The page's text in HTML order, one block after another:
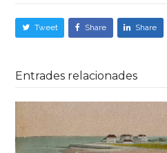
Tweet Share Share
Entrades relacionades